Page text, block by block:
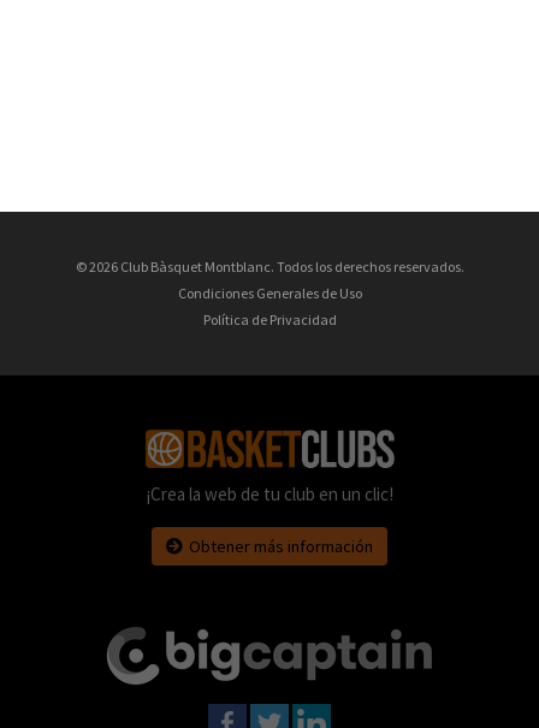
© 2026 Club Bàsquet Montblanc. Todos los derechos reservados.
Condiciones Generales de Uso
Política de Privacidad
¡Crea la web de tu club en un clic!
Obtener más información